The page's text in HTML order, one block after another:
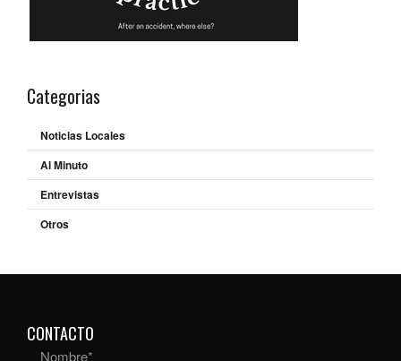
Categorias
Noticias Locales
Al Minuto
Entrevistas
Otros
CONTACTO
Nombre*